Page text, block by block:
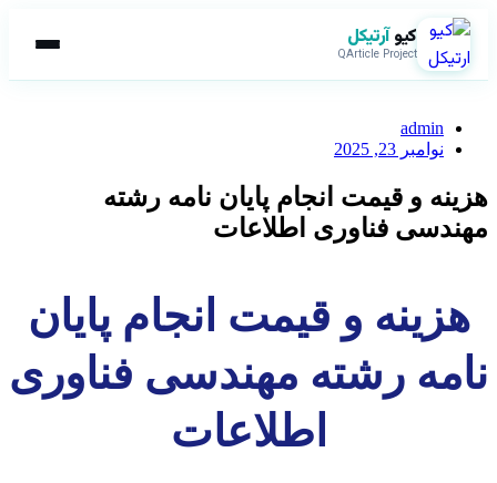
کیوآرتیکل
QArticle Project
admin
نوامبر 23, 2025
هزینه و قیمت انجام پایان نامه رشته
مهندسی فناوری اطلاعات
هزینه و قیمت انجام پایان
نامه رشته مهندسی فناوری
اطلاعات